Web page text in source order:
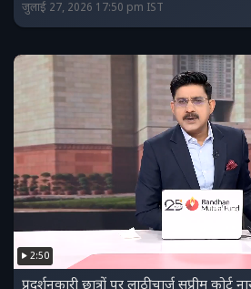
जुलाई 27, 2026 17:50 pm IST
2:50